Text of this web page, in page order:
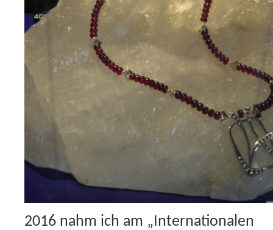
2016 nahm ich am „Internationalen